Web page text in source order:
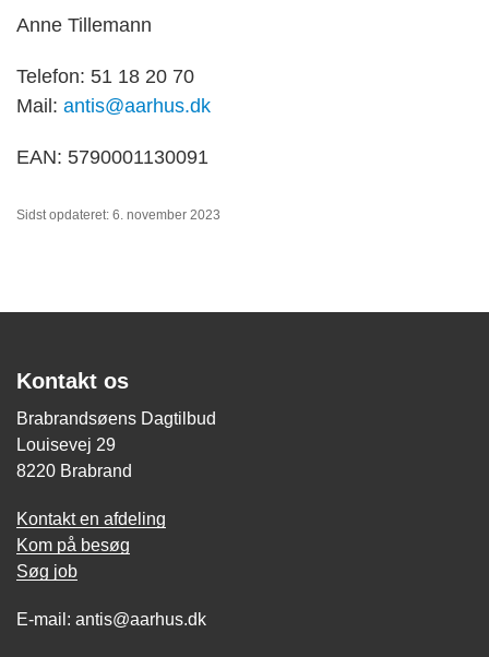
Anne Tillemann
Telefon: 51 18 20 70
Mail: antis@aarhus.dk
EAN: 5790001130091
Sidst opdateret: 6. november 2023
Kontakt os
Brabrandsøens Dagtilbud
Louisevej 29
8220 Brabrand
Kontakt en afdeling
Kom på besøg
Søg job
E-mail: antis@aarhus.dk